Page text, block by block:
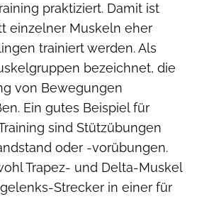
praktiziert. Damit ist
einzelner Muskeln eher
trainiert werden. Als
bezeichnet, die
von Bewegungen
Ein gutes Beispiel für
sind Stützübungen
oder -vorübungen.
Trapez- und Delta-Muskel
Strecker in einer für